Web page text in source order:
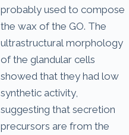
probably used to compose
the wax of the GO. The
ultrastructural morphology
of the glandular cells
showed that they had low
synthetic activity,
suggesting that secretion
precursors are from the